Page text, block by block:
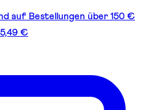
auf Bestellungen über 150 €
€